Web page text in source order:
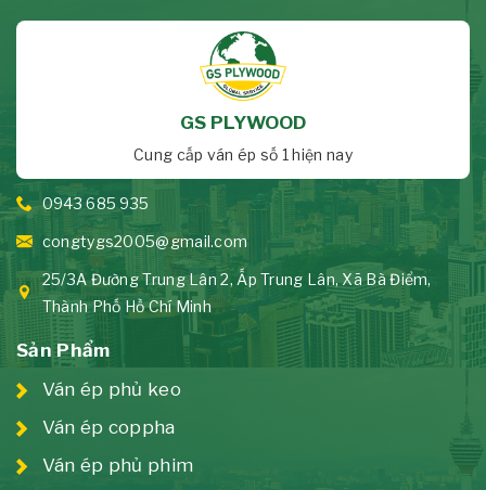
GS PLYWOOD
Cung cấp ván ép số 1 hiện nay
0943 685 935
congtygs2005@gmail.com
25/3A Đường Trung Lân 2, Ấp Trung Lân, Xã Bà Điểm,
Thành Phố Hồ Chí Minh
Sản Phẩm
Ván ép phủ keo
Ván ép coppha
Ván ép phủ phim